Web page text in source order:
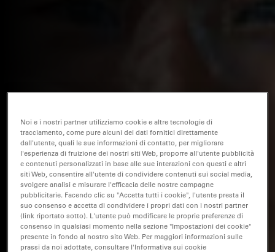
Noi e i nostri partner utilizziamo cookie e altre tecnologie di
tracciamento, come pure alcuni dei dati fornitici direttamente
dall'utente, quali le sue informazioni di contatto, per migliorare
l'esperienza di fruizione dei nostri siti Web, proporre all'utente pubblicità
e contenuti personalizzati in base alle sue interazioni con questi e altri
siti Web, consentire all'utente di condividere contenuti sui social media,
svolgere analisi e misurare l'efficacia delle nostre campagne
pubblicitarie. Facendo clic su "Accetta tutti i cookie", l'utente presta il
suo consenso e accetta di condividere i propri dati con i nostri partner
(link riportato sotto). L'utente può modificare le proprie preferenze di
consenso in qualsiasi momento nella sezione "Impostazioni dei cookie"
presente in fondo al nostro sito Web. Per maggiori informazioni sulle
prassi da noi adottate, consultare l'Informativa sui cookie